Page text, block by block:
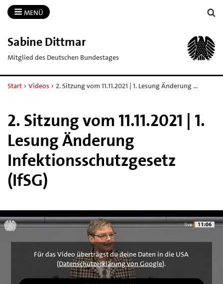
MENÜ
Sabine Dittmar
Mitglied des Deutschen Bundestages
Start › Videos › 2. Sitzung vom 11.11.2021 | 1. Lesung Änderung …
2. Sitzung vom 11.11.2021 | 1.
Lesung Änderung
Infektionsschutzgesetz
(IfSG)
Für das Video überträgst du deine Daten in die USA
(Datenschutzerklärung von Google).